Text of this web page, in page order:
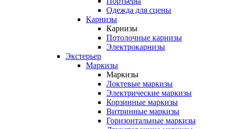
Одежда для сцены
Карнизы
Карнизы
Потолочные карнизы
Электрокарнизы
Экстерьер
Маркизы
Маркизы
Локтевые маркизы
Электрические маркизы
Корзинные маркизы
Витринные маркизы
Горизонтальные маркизы